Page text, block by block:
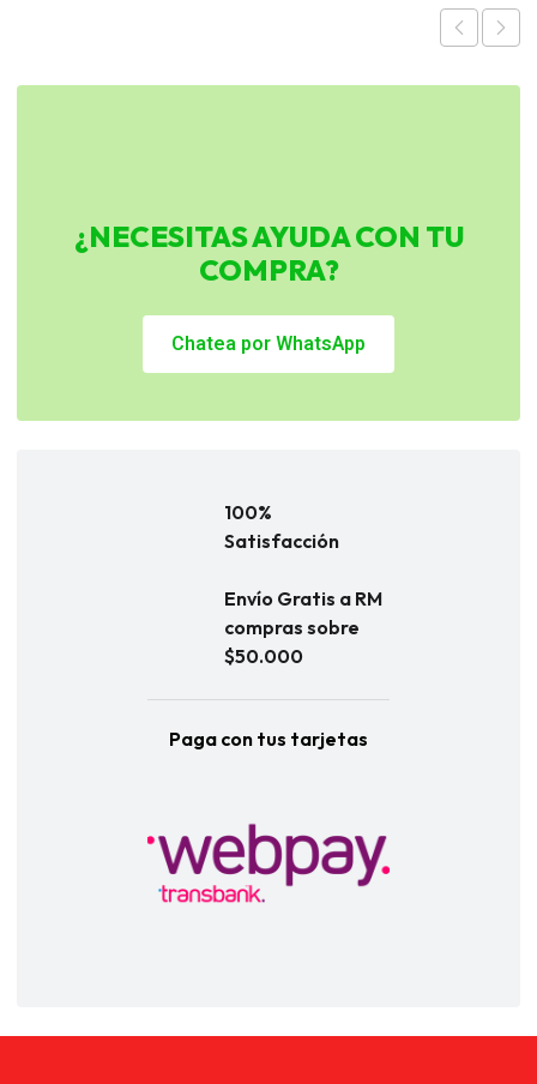
¿NECESITAS AYUDA CON TU
COMPRA?
Chatea por WhatsApp
100%
Satisfacción
Envío Gratis a RM
compras sobre
$50.000
Paga con tus tarjetas